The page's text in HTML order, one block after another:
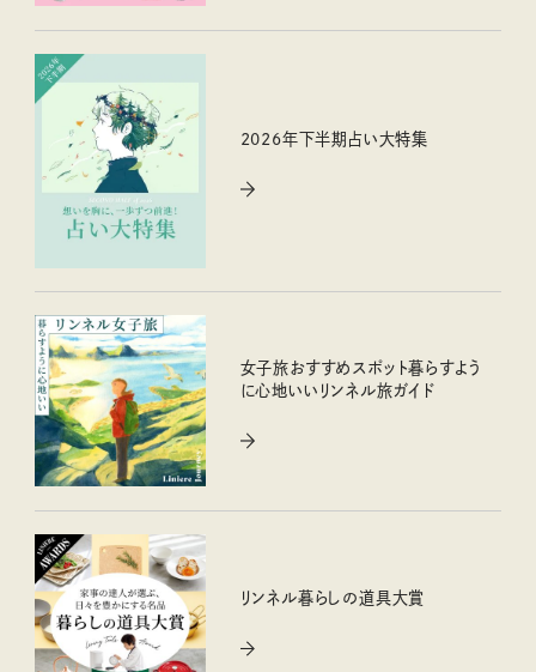
2026年下半期占い大特集
女子旅おすすめスポット暮らすよう
に心地いいリンネル旅ガイド
リンネル暮らしの道具大賞